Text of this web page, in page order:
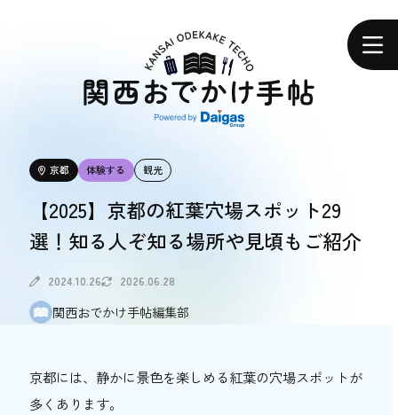
エリアで探す
エリアで探す
食べる
食べる
体験する
おトク情報
京都 体験する 観光
【2025】京都の紅葉穴場スポット29
選！知る人ぞ知る場所や見頃もご紹介
2024.10.26 2026.06.28
関西おでかけ手帖編集部
京都には、静かに景色を楽しめる紅葉の穴場スポットが
多くあります。